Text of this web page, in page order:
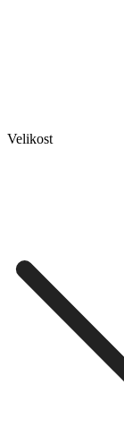
Velikost